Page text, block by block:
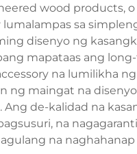
wood products,
sa
disenyo ng
mapataas ang
na lumilikha
ng maingat na
de-kalidad na
na
na